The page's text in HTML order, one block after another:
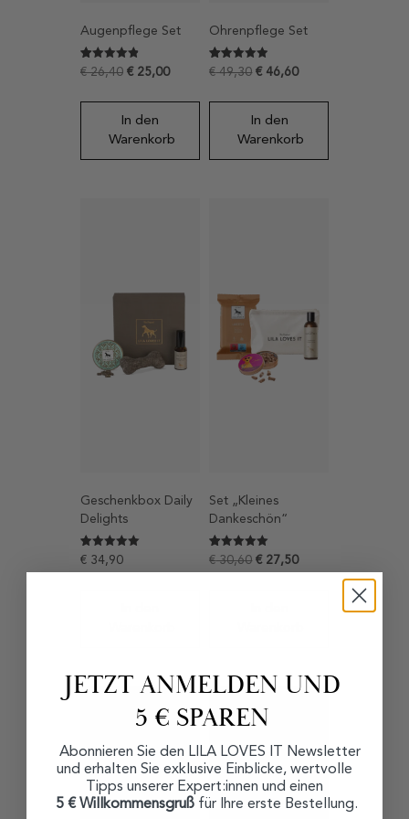
Augenpflege Set
Bewertet mit
4.8815789473684
basierend
76
Kundenbewertungen
€26,40 €25,00
In den
Warenkorb
Ohrenpflege Set
Bewertet mit
4.9130434782609
basierend
115
Kundenbewertungen
€49,30 €46,60
In den
Warenkorb
Geschenkbox Daily
Delights
Bewertet mit
5
8
€ 34,90
Set „Kleines
Dankeschön“
Bewertet mit
5
15
€30,60 €27,50
JETZT ANMELDEN UND
5 € SPAREN
Abonnieren Sie den LILA LOVES IT Newsletter
und erhalten Sie exklusive Einblicke, wertvolle
Tipps unserer Expert:innen und einen
5 € Willkommensgrußfür Ihre erste Bestellung.